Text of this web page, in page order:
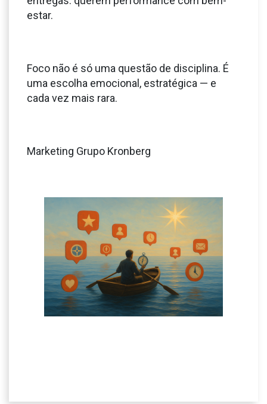
estar.
Foco não é só uma questão de disciplina. É
uma escolha emocional, estratégica — e
cada vez mais rara.
Marketing Grupo Kronberg